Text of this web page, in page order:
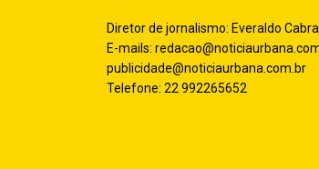
Diretor de jornalismo: Everaldo Cabral
E-mails:
publicidade@noticiaurbana.com.br
Telefone: 22 992265652